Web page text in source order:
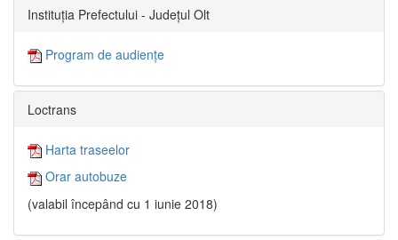
Instituția Prefectului - Județul Olt
Program de audiențe
Loctrans
Harta traseelor
Orar autobuze
(valabil începând cu 1 iunie 2018)